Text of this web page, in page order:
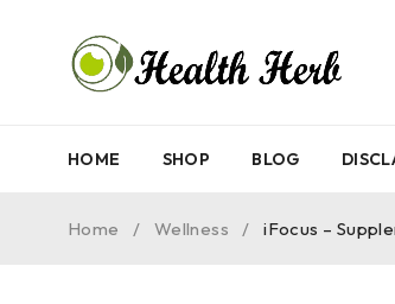
HOME SHOP BLOG
Home / Wellness / iFocus –